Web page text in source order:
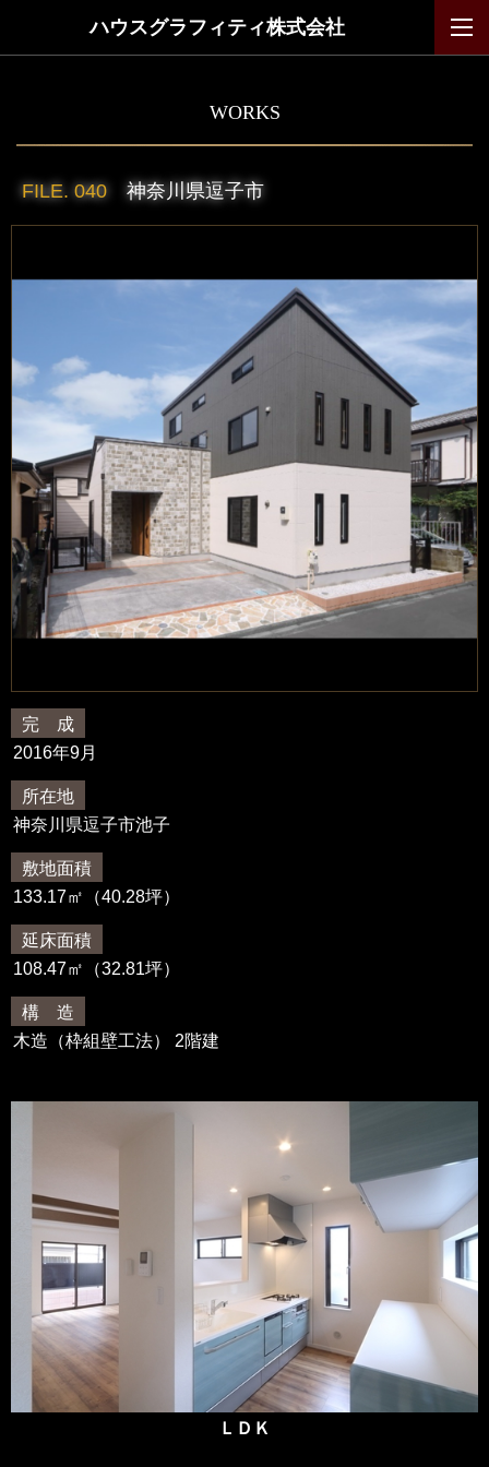
ハウスグラフィティ株式会社
WORKS
FILE. 040 神奈川県逗子市
完 成
2016年9月
所在地
神奈川県逗子市池子
敷地面積
133.17㎡（40.28坪）
延床面積
108.47㎡（32.81坪）
構 造
木造（枠組壁工法） 2階建
ＬＤＫ